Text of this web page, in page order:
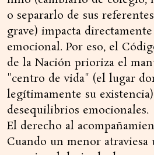
o separarlo de sus
grave) impacta
emocional. Por eso, el
de la Nación prioriza el
"centro de vida" (el lugar
legítimamente su
desequilibrios emocionales.
El derecho al
Cuando un menor atraviesa